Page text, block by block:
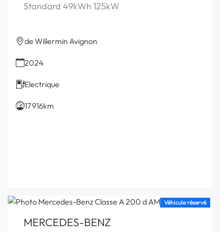
Standard 49kWh 125kW
de Willermin Avignon
2024
Electrique
17 916km
Véhicule réservé
MERCEDES-BENZ